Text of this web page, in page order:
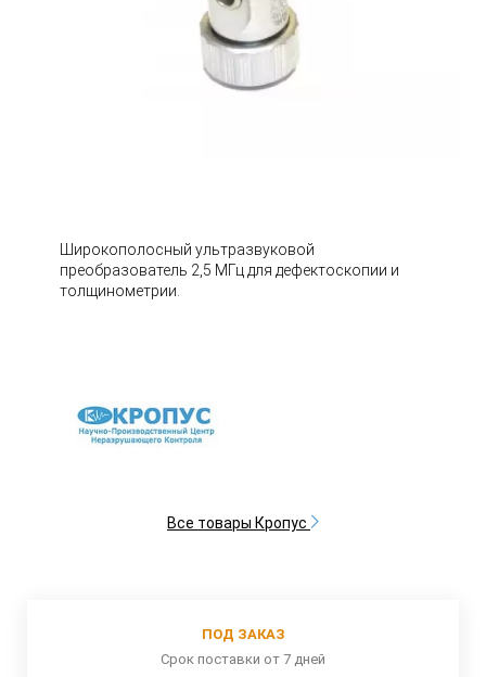
Широкополосный ультразвуковой
преобразователь 2,5 МГц для дефектоскопии и
толщинометрии.
Все товары Кропус
ПОД ЗАКАЗ
Срок поставки от 7 дней